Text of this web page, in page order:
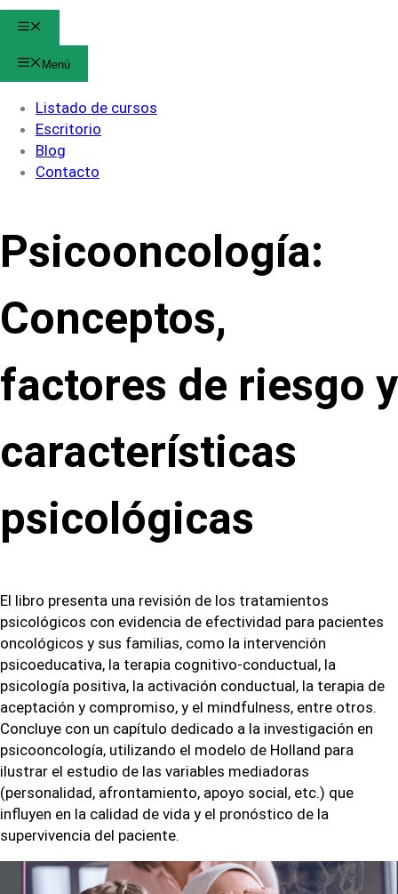
Menú
Listado de cursos
Escritorio
Blog
Contacto
Psicooncología:
Conceptos,
factores de riesgo y
características
psicológicas
El libro presenta una revisión de los tratamientos
psicológicos con evidencia de efectividad para pacientes
oncológicos y sus familias, como la intervención
psicoeducativa, la terapia cognitivo-conductual, la
psicología positiva, la activación conductual, la terapia de
aceptación y compromiso, y el mindfulness, entre otros.
Concluye con un capítulo dedicado a la investigación en
psicooncología, utilizando el modelo de Holland para
ilustrar el estudio de las variables mediadoras
(personalidad, afrontamiento, apoyo social, etc.) que
influyen en la calidad de vida y el pronóstico de la
supervivencia del paciente.